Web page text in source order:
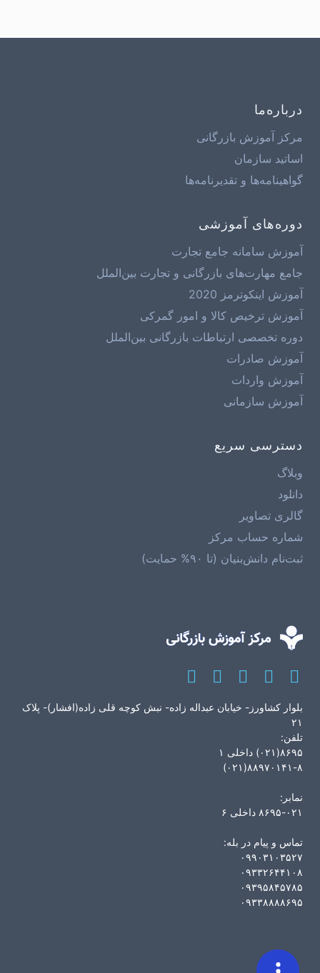
درباره‌ما
مرکز آموزش بازرگانی
اساتید سازمان
گواهینامه‌ها و تقدیرنامه‌ها
دوره‌های آموزشی
آموزش سامانه جامع تجارت
جامع مهارت‌های بازرگانی و تجارت بین‌الملل
آموزش اینکوترمز 2020
آموزش ترخیص کالا و امور گمرکی
دوره تخصصی ارتباطات بازرگانی بین‌الملل
آموزش صادرات
آموزش واردات
آموزش سازمانی
دسترسی سریع
وبلاگ
دانلود
گالری تصاویر
شماره حساب مرکز
ثبت‌نام دانش‌بنیان (تا ۹۰% حمایت)
بلوار کشاورز- خیابان عبداله زاده- نبش کوچه قلی زاده(افشار)- پلاک
۲۱
تلفن:
۸۶۹۵(۰۲۱) داخلی ۱
۸۸۹۷۰۱۴۱-۸(۰۲۱)
نمابر:
۸۶۹۵-۰۲۱ داخلی ۶
تماس و پیام در بله:
۰۹۹۰۳۱۰۳۵۲۷
۰۹۳۳۲۶۴۴۱۰۸
۰۹۳۹۵۸۴۵۷۸۵
۰۹۳۳۸۸۸۸۶۹۵